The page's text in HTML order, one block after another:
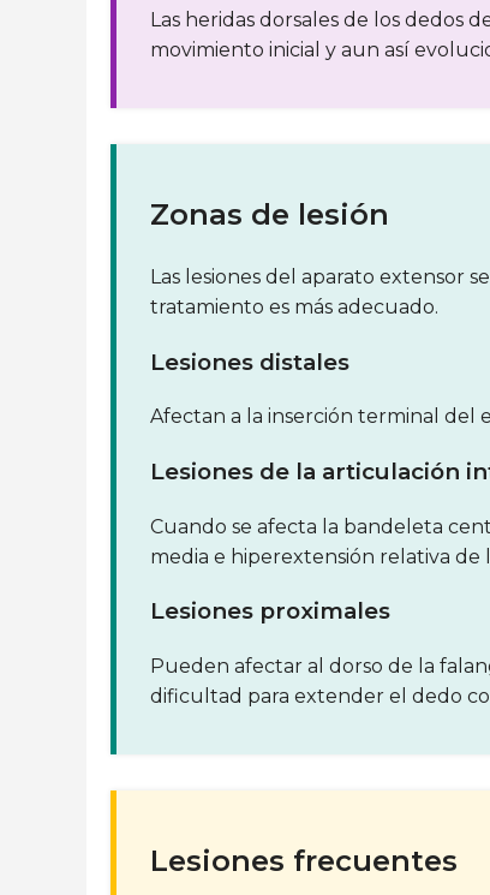
Las heridas dorsales de los dedos
movimiento inicial y aun así
Zonas de lesión
Las lesiones del aparato extensor
tratamiento es más adecuado.
Lesiones distales
Afectan a la inserción terminal del
Lesiones de la articulación
Cuando se afecta la bandeleta
media e hiperextensión relativa de
Lesiones proximales
Pueden afectar al dorso de la
dificultad para extender el dedo
Lesiones frecuentes